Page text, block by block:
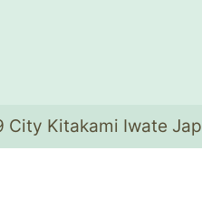
Kitakami Iwate